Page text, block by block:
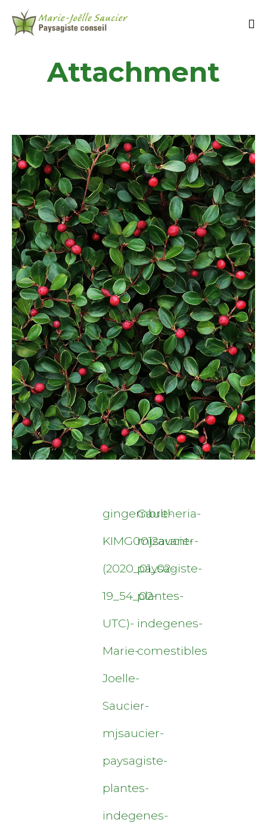
Attachment
gingembre-
KIMG0012avant-
(2020_01_02-
19_54_02-
UTC)-
Marie-
Joelle-
Saucier-
mjsaucier-
paysagiste-
plantes-
indegenes-
Gaultheria-
mjsaucier-
paysagiste-
plantes-
indegenes-
comestibles